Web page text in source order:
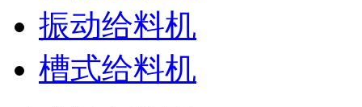
振动给料机
槽式给料机